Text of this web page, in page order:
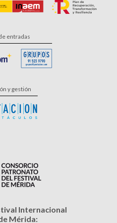
entradas
y gestión
Internacional
Mérida: